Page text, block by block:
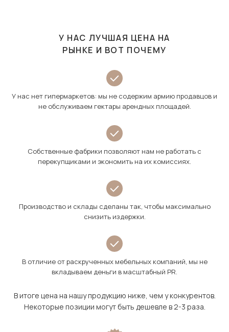
У НАС ЛУЧШАЯ ЦЕНА НА
РЫНКЕ И ВОТ ПОЧЕМУ
У нас нет гипермаркетов: мы не содержим армию продавцов и
не обслуживаем гектары арендных площадей.
Собственные фабрики позволяют нам не работать с
перекупщиками и экономить на их комиссиях.
Производство и склады сделаны так, чтобы максимально
снизить издержки.
В отличие от раскрученных мебельных компаний, мы не
вкладываем деньги в масштабный PR.
В итоге цена на нашу продукцию ниже, чем у конкурентов.
Некоторые позиции могут быть дешевле в 2-3 раза.